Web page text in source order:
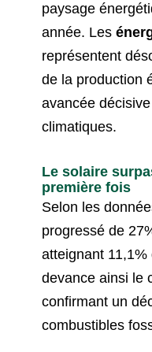
paysage
année. Les
représentent
de la production
avancée
climatiques.
Le solaire
première fois
Selon les
progressé de
atteignant
devance ainsi le
confirmant un
combustibles